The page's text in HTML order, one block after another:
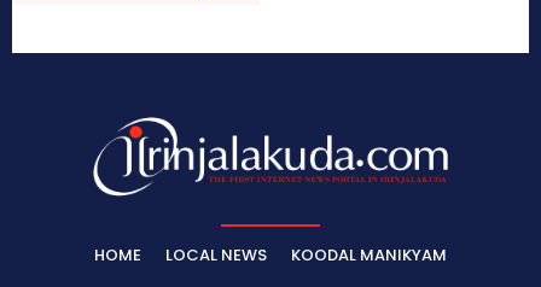
HOME LOCAL NEWS KOODAL MANIKYAM